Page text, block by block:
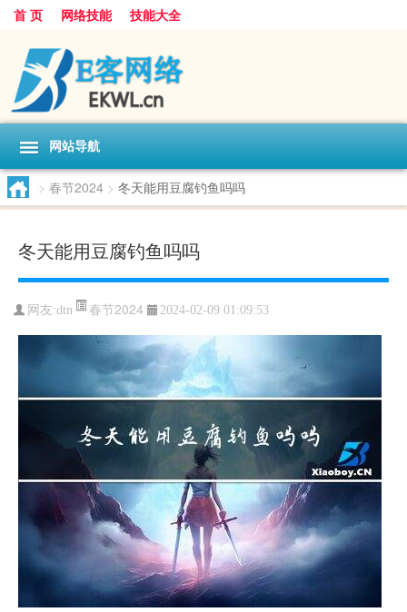
首 页 网络技能 技能大全
网站导航
> 春节2024 > 冬天能用豆腐钓鱼吗吗
冬天能用豆腐钓鱼吗吗
网友:dtn 春节2024 2024-02-09 01:09:53